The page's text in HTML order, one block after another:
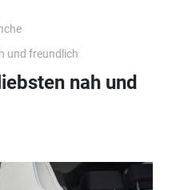
und freundlich
nah und